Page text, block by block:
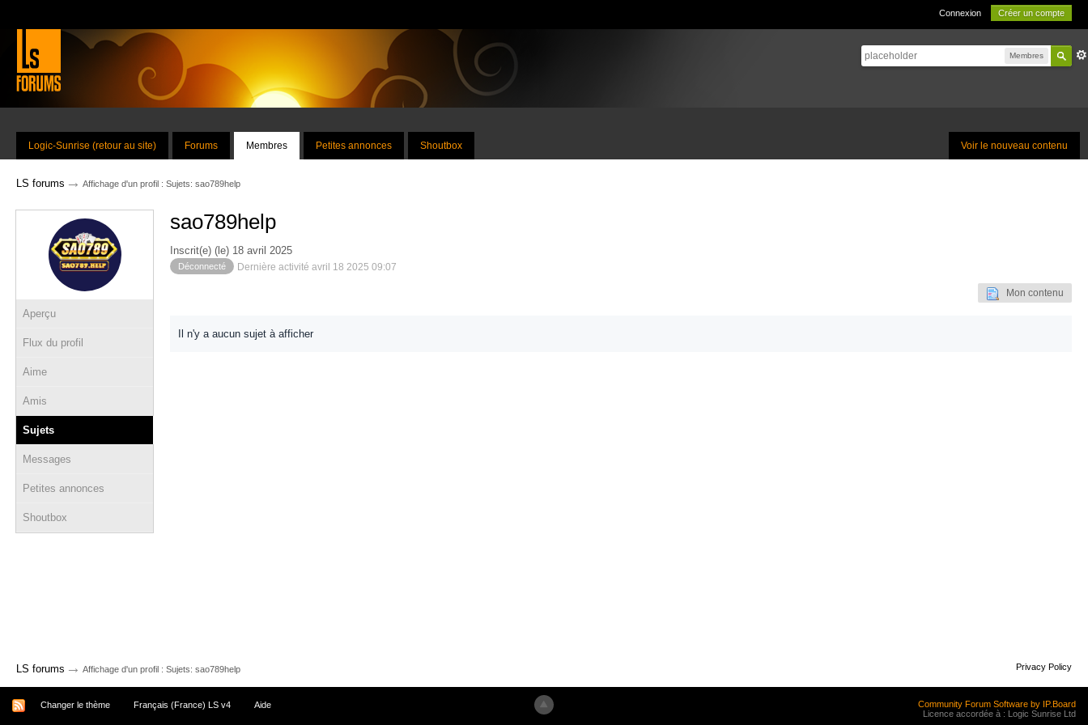
Connexion Créer un compte
Membres
Voir le nouveau contenu
Logic-Sunrise (retour au site) Forums Membres Petites annonces Shoutbox
LS forums → Affichage d'un profil : Sujets: sao789help
Aperçu
Flux du profil
Aime
Amis
Sujets
Messages
Petites annonces
Shoutbox
sao789help
Inscrit(e) (le) 18 avril 2025
Déconnecté Dernière activité avril 18 2025 09:07
Mon contenu
Il n'y a aucun sujet à afficher
LS forums → Affichage d'un profil : Sujets: sao789help Privacy Policy
Changer le thème Français (France) LS v4 Aide
Community Forum Software by IP.Board
Licence accordée à : Logic Sunrise Ltd